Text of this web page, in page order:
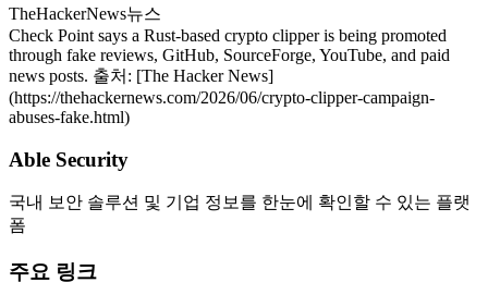
TheHackerNews뉴스
Check Point says a Rust-based crypto clipper is being promoted
through fake reviews, GitHub, SourceForge, YouTube, and paid
news posts. 출처: [The Hacker News]
(https://thehackernews.com/2026/06/crypto-clipper-campaign-
abuses-fake.html)
Able Security
국내 보안 솔루션 및 기업 정보를 한눈에 확인할 수 있는 플랫
폼
주요 링크